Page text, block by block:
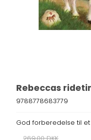
Rebeccas
9788778683779
God forberedelse til